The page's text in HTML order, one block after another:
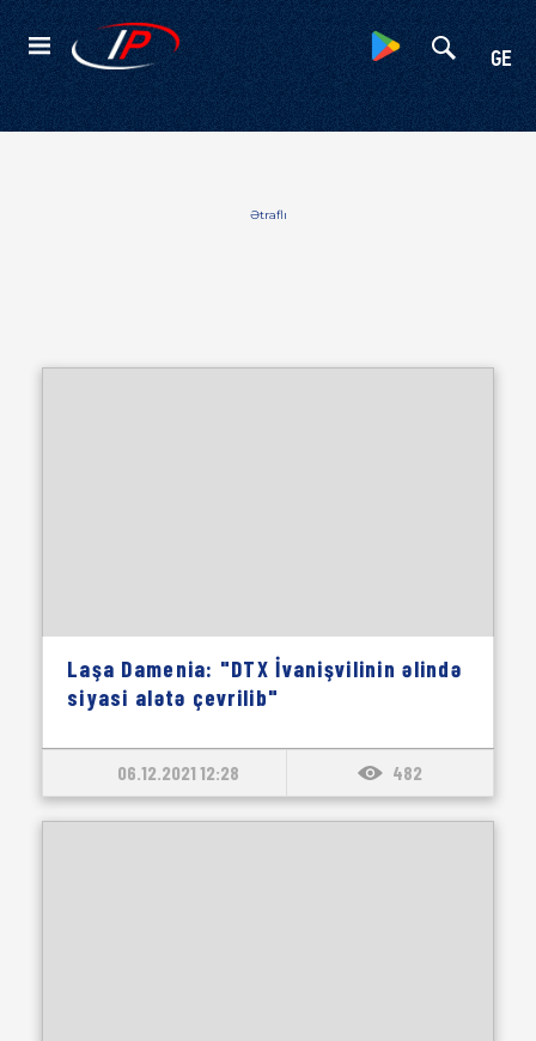
GE
Kateqoriyalar
Ətraflı
Laşa Damenia: "DTX İvanişvilinin əlində
siyasi alətə çevrilib"
06.12.2021 12:28 482